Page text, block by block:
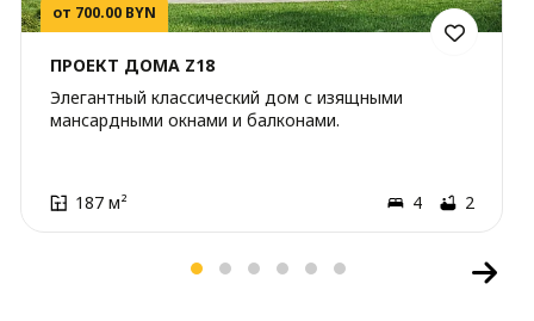
от 700.00 BYN
ПРОЕКТ ДОМА Z18
Элегантный классический дом с изящными
мансардными окнами и балконами.
187 м² 4 2